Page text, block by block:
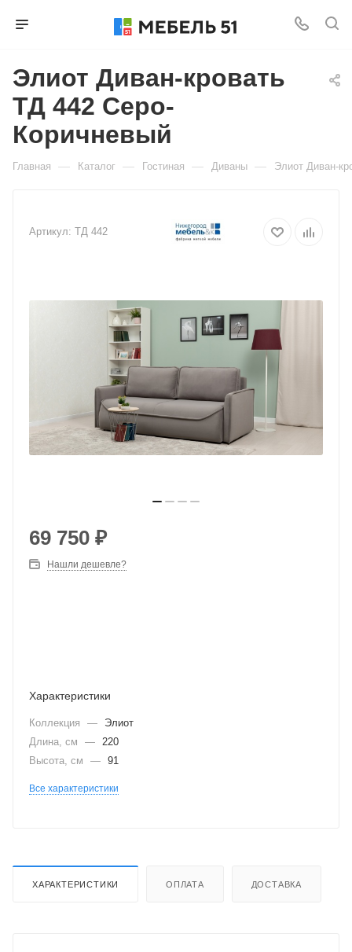
Элиот Диван-кровать
ТД 442 Серо-
Коричневый
Главная — Каталог — Гостиная — Диваны — Элиот Диван-
Артикул: ТД 442
69 750 ₽
Нашли дешевле?
Характеристики
Коллекция —
Элиот
Длина, см
—
220
Высота, см
— 91
Все характеристики
ХАРАКТЕРИСТИКИ ОПЛАТА ДОСТАВКА